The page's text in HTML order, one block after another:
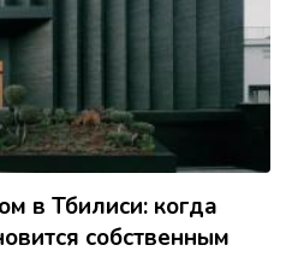
в Тбилиси: когда
собственным